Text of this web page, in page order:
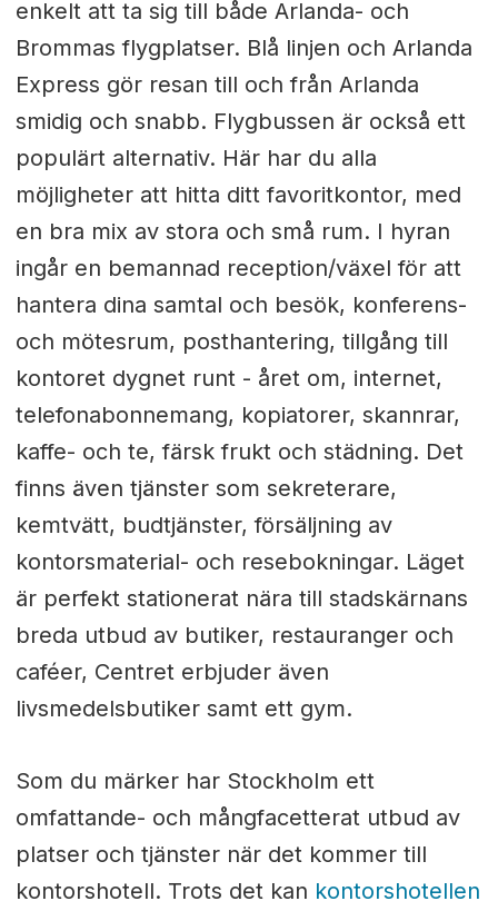
enkelt att ta sig till både Arlanda- och
Brommas flygplatser. Blå linjen och Arlanda
Express gör resan till och från Arlanda
smidig och snabb. Flygbussen är också ett
populärt alternativ. Här har du alla
möjligheter att hitta ditt favoritkontor, med
en bra mix av stora och små rum. I hyran
ingår en bemannad reception/växel för att
hantera dina samtal och besök, konferens-
och mötesrum, posthantering, tillgång till
kontoret dygnet runt - året om, internet,
telefonabonnemang, kopiatorer, skannrar,
kaffe- och te, färsk frukt och städning. Det
finns även tjänster som sekreterare,
kemtvätt, budtjänster, försäljning av
kontorsmaterial- och resebokningar. Läget
är perfekt stationerat nära till stadskärnans
breda utbud av butiker, restauranger och
caféer, Centret erbjuder även
livsmedelsbutiker samt ett gym.
Som du märker har Stockholm ett
omfattande- och mångfacetterat utbud av
platser och tjänster när det kommer till
kontorshotell. Trots det kan kontorshotellen